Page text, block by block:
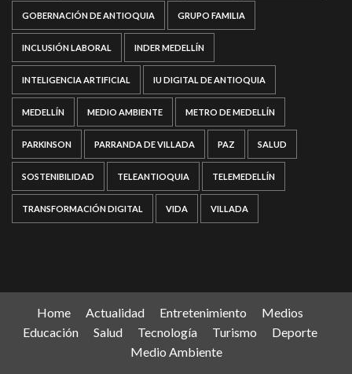
GOBERNACIÓN DE ANTIOQUIA GRUPO FAMILIA
INCLUSIÓN LABORAL INDER MEDELLÍN
INTELIGENCIA ARTIFICIAL IU DIGITAL DE ANTIOQUIA
MEDELLÍN MEDIO AMBIENTE METRO DE MEDELLÍN
PARKINSON PARRANDA DE VILLADA PAZ SALUD
SOSTENIBILIDAD TELEANTIOQUIA TELEMEDELLÍN
TRANSFORMACIÓN DIGITAL VIDA VILLADA
Home Actualidad Entretenimiento
Medios
Educación
Salud Tecnología Turismo
Deporte
Medio Ambiente